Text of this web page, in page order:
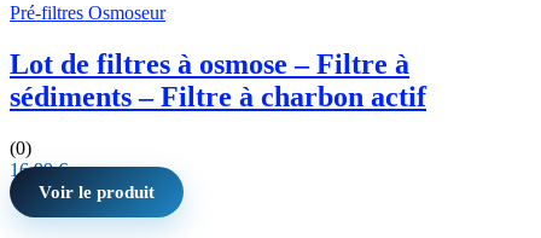
Pré-filtres Osmoseur
Lot de filtres à osmose – Filtre à
sédiments – Filtre à charbon actif
(0)
16,99€
Voir le produit